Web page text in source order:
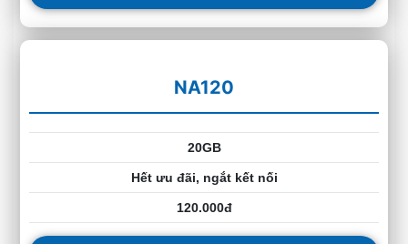
NA120
20GB
Hết ưu đãi, ngắt kết nối
120.000đ